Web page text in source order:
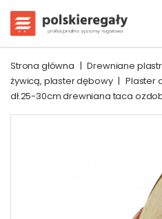
Strona główna | Drewniane
żywicą, plaster dębowy | Plaster
dł.25-30cm drewniana taca